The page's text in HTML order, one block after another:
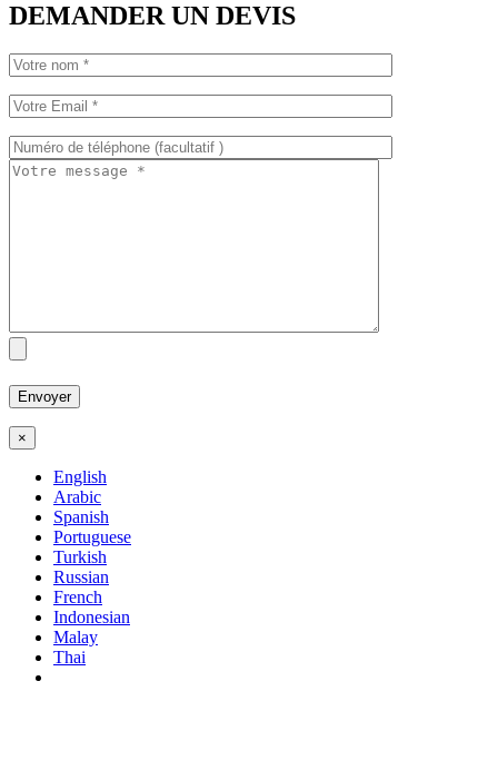
DEMANDER UN DEVIS
×
English
Arabic
Spanish
Portuguese
Turkish
Russian
French
Indonesian
Malay
Thai